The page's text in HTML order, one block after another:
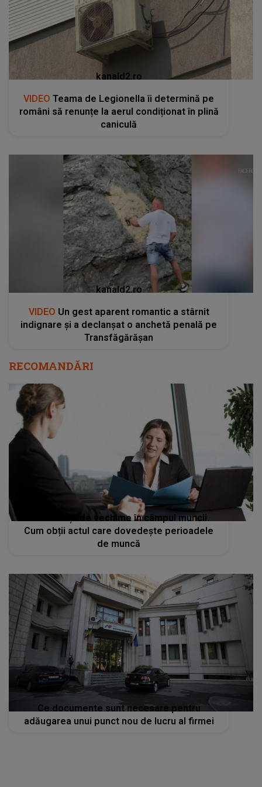
kanald2.ro
VIDEO Teama de Legionella îi determină pe
români să renunțe la aerul condiționat în plină
caniculă
kanald2.ro
VIDEO Un gest aparent romantic a stârnit
indignare și a declanșat o anchetă penală pe
Transfăgărășan
RECOMANDĂRI
Adeverință de vechime în câmpul muncii.
Cum obții actul care dovedește perioadele
de muncă
Ce documente sunt necesare pentru
adăugarea unui punct nou de lucru al firmei